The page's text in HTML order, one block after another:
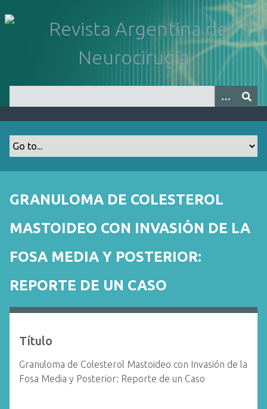
l
c
GRANULOMA DE COLESTEROL
MASTOIDEO CON INVASIÓN DE LA
FOSA MEDIA Y POSTERIOR:
REPORTE DE UN CASO
Título
Granuloma de Colesterol Mastoideo con Invasión de la
Fosa Media y Posterior: Reporte de un Caso